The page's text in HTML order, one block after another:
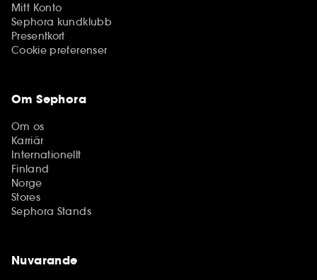
Mitt Konto
Sephora kundklubb
Presentkort
Cookie preferenser
Om Sephora
Om os
Karriär
Internationellt
Finland
Norge
Stores
Sephora Stands
Nuvarande